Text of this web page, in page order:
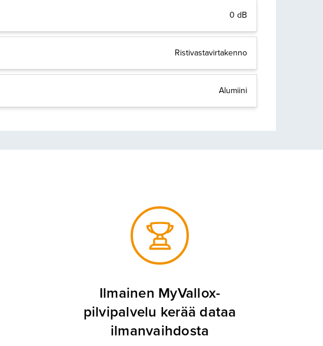
0 dB
Ristivastavirtakenno
Alumiini
Ilmainen MyVallox-
pilvipalvelu kerää dataa
ilmanvaihdosta